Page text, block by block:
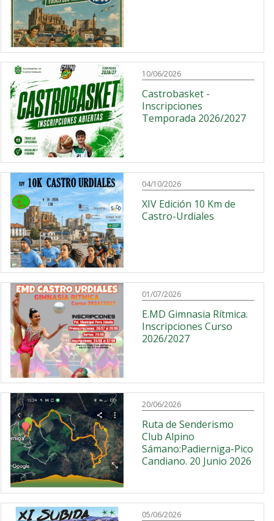
10/06/2026
Castrobasket -
Inscripciones
Temporada 2026/2027
04/10/2026
XIV Edición 10 Km de
Castro-Urdiales
01/07/2026
E.MD Gimnasia Rítmica.
Inscripciones Curso
2026/2027
20/06/2026
Ruta de Senderismo
Club Alpino
Sámano:Padierniga-Pico
Candiano. 20 Junio 2026
05/06/2026